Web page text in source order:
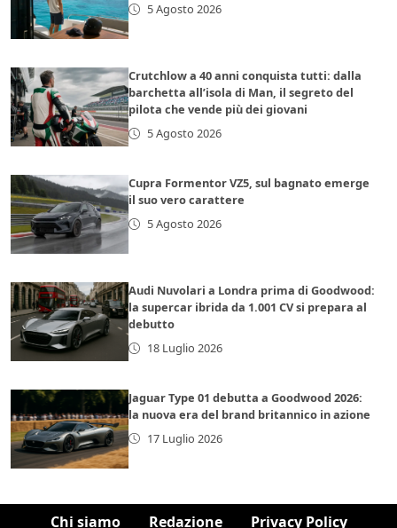
5 Agosto 2026
Crutchlow a 40 anni conquista tutti: dalla
barchetta all’isola di Man, il segreto del
pilota che vende più dei giovani
5 Agosto 2026
Cupra Formentor VZ5, sul bagnato emerge
il suo vero carattere
5 Agosto 2026
Audi Nuvolari a Londra prima di Goodwood:
la supercar ibrida da 1.001 CV si prepara al
debutto
18 Luglio 2026
Jaguar Type 01 debutta a Goodwood 2026:
la nuova era del brand britannico in azione
17 Luglio 2026
Chi siamo Redazione Privacy Policy